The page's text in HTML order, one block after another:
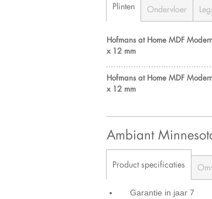
Plinten Ondervloer
Hofmans at Home MDF
x 12 mm
Hofmans at Home MDF
x 12 mm
Ambiant
Product specificaties
Garantie in jaar 7